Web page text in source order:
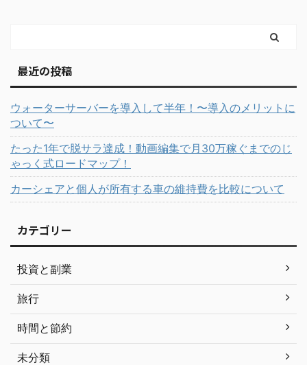
最近の投稿
ウォーターサーバーを導入して半年！〜導入のメリットに
ついて〜
たった1年で脱サラ達成！動画編集で月30万稼ぐまでのじ
ゃっく式ロードマップ！
カーシェアと個人が所有する車の維持費を比較について
カテゴリー
投資と副業
旅行
時間と節約
未分類